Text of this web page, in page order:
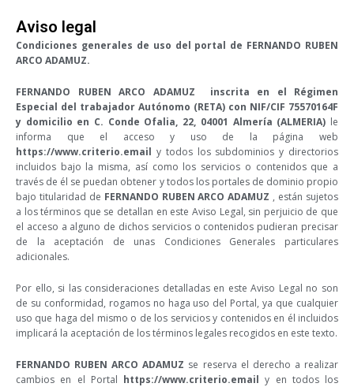
contenido
Aviso legal
Condiciones generales de uso del portal de FERNANDO RUBEN
ARCO ADAMUZ.
FERNANDO RUBEN ARCO ADAMUZ inscrita en el Régimen
Especial del trabajador Autónomo (RETA) con NIF/CIF 75570164F
y domicilio en C. Conde Ofalia, 22, 04001 Almería (ALMERIA) le
informa que el acceso y uso de la página web
https://www.criterio.email y todos los subdominios y directorios
incluidos bajo la misma, así como los servicios o contenidos que a
través de él se puedan obtener y todos los portales de dominio propio
bajo titularidad de FERNANDO RUBEN ARCO ADAMUZ , están sujetos
a los términos que se detallan en este Aviso Legal, sin perjuicio de que
el acceso a alguno de dichos servicios o contenidos pudieran precisar
de la aceptación de unas Condiciones Generales particulares
adicionales.
Por ello, si las consideraciones detalladas en este Aviso Legal no son
de su conformidad, rogamos no haga uso del Portal, ya que cualquier
uso que haga del mismo o de los servicios y contenidos en él incluidos
implicará la aceptación de los términos legales recogidos en este texto.
FERNANDO RUBEN ARCO ADAMUZ se reserva el derecho a realizar
cambios en el Portal https://www.criterio.emaily en todos los